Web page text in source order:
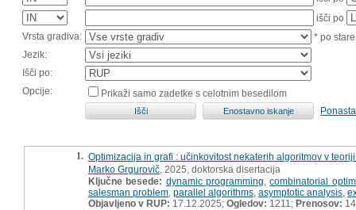
išči po
Vrsta gradiva:
* po
Jezik:
Išči po:
Opcije:
Prikaži samo zadetke s celotnim besedilom
1. Optimizacija in grafi : učinkovitost nekaterih algoritmov v
Marko Grgurovič , 2025, doktorska disertacija
Ključne besede: dynamic programming ,combinatorial
salesman problem parallel algorithms asymptotic analysis
Objavljeno v RUP: 17.12.2025; Ogledov: 1211; Prenosov: 14